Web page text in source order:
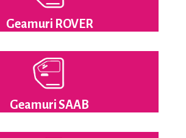
Geamuri ROVER
Geamuri SAAB